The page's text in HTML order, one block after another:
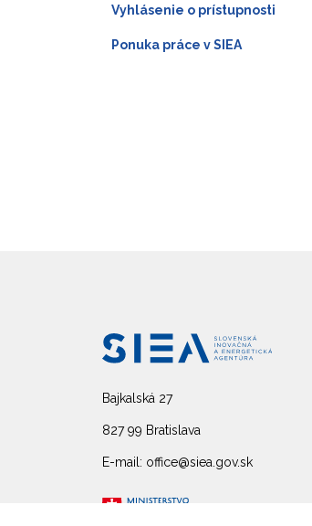
Vyhlásenie o prístupnosti
Ponuka práce v SIEA
Bajkalská 27
827 99 Bratislava
E-mail: office@siea.gov.sk